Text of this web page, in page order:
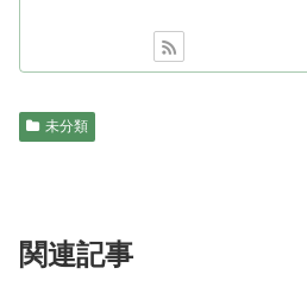
未分類
関連記事